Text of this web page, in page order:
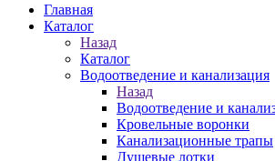
Главная
Каталог
Назад
Каталог
Водоотведение и канализация
Назад
Водоотведение и
Кровельные воронки
Канализационные трапы
Душевые лотки